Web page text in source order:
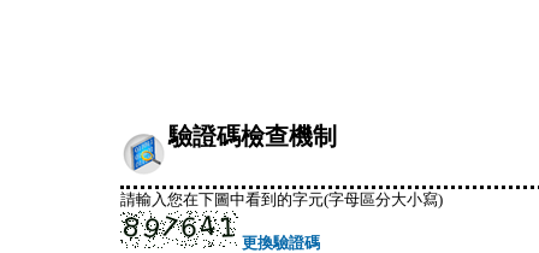
驗證碼檢查機制
請輸入您在下圖中看到的字元(字母區分大小寫)
更換驗證碼